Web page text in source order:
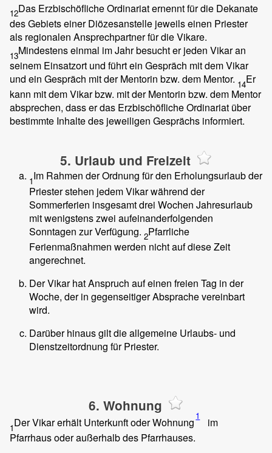
12Das Erzbischöfliche Ordinariat ernennt für die Dekanate
des Gebiets einer Diözesanstelle jeweils einen Priester
als regionalen Ansprechpartner für die Vikare.
13Mindestens einmal im Jahr besucht er jeden Vikar an
seinem Einsatzort und führt ein Gespräch mit dem Vikar
und ein Gespräch mit der Mentorin bzw. dem Mentor. 14Er
kann mit dem Vikar bzw. mit der Mentorin bzw. dem Mentor
absprechen, dass er das Erzbischöfliche Ordinariat über
bestimmte Inhalte des jeweiligen Gesprächs informiert.
5. Urlaub und Freizeit
1Im Rahmen der Ordnung für den Erholungsurlaub der
Priester stehen jedem Vikar während der
Sommerferien insgesamt drei Wochen Jahresurlaub
mit wenigstens zwei aufeinanderfolgenden
Sonntagen zur Verfügung. 2Pfarrliche
Ferienmaßnahmen werden nicht auf diese Zeit
angerechnet.
Der Vikar hat Anspruch auf einen freien Tag in der
Woche, der in gegenseitiger Absprache vereinbart
wird.
Darüber hinaus gilt die allgemeine Urlaubs- und
Dienstzeitordnung für Priester.
6. Wohnung
1Der Vikar erhält Unterkunft oder Wohnung 1
im
Pfarrhaus oder außerhalb des Pfarrhauses.